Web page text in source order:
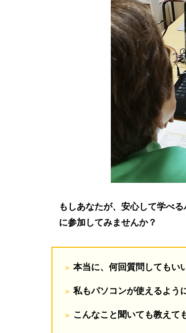
もしあなたが、安心して学べ
に参加してみませんか？
本当に、何回質問してもい
私もパソコンが使えるよう
こんなこと聞いても教えて